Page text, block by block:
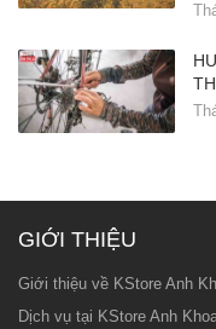
GIỚI THIỆU
Giới thiệu về KStore Anh
Dịch vụ tại KStore Anh